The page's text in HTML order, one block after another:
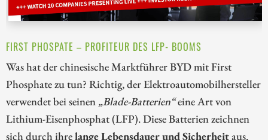
FIRST PHOSPATE – PROFITEUR DES LFP- BOOMS
Was hat der chinesische Marktführer BYD mit First
Phosphate zu tun? Richtig, der Elektroautomobilhersteller
verwendet bei seinen „Blade-Batterien“eine Art von
Lithium-Eisenphosphat (LFP). Diese Batterien zeichnen
sich durch ihrelange Lebensdauer und Sicherheitaus.